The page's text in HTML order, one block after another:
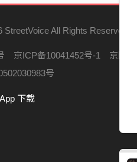
of me?
storm
All Rights Reserved.
京ICP备10041452号-1
京网文
号
App 下载